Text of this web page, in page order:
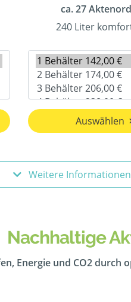
ca. 27
240 Liter
Auswählen
Weitere
Nachhaltige
Energie und CO2